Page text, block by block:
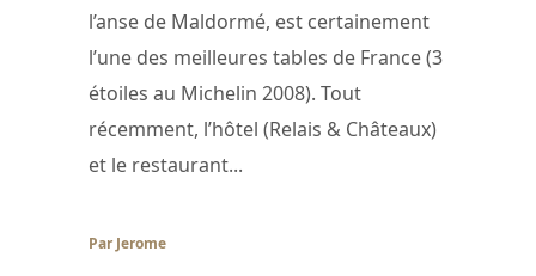
l’anse de Maldormé, est certainement
l’une des meilleures tables de France (3
étoiles au Michelin 2008). Tout
récemment, l’hôtel (Relais & Châteaux)
et le restaurant...
Par Jerome